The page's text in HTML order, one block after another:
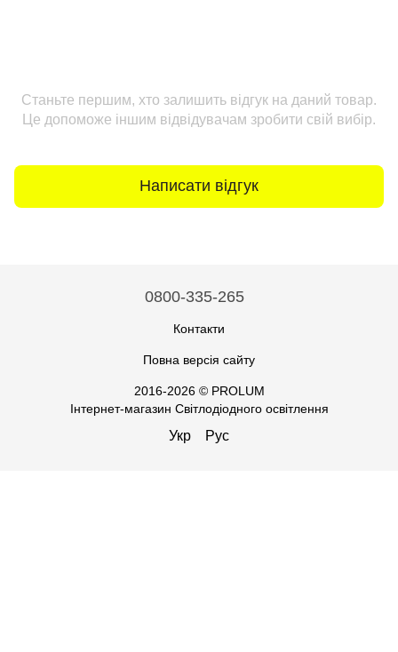
Станьте першим, хто залишить відгук на даний товар.
Це допоможе іншим відвідувачам зробити свій вибір.
Написати відгук
0800-335-265
Контакти
Повна версія сайту
2016-2026 © PROLUM
Інтернет-магазин Світлодіодного освітлення
Укр Рус